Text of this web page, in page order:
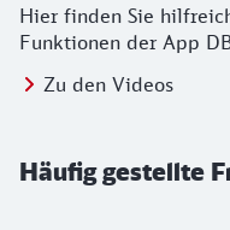
Hier finden Sie
Funktionen der App
Zu den Videos
Häufig gestellte